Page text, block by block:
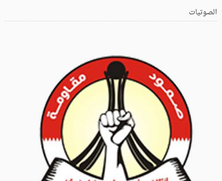
الصوتيات